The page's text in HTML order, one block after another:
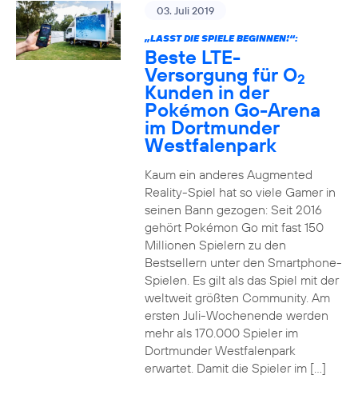
03. Juli 2019
„LASST DIE SPIELE BEGINNEN!“:
Beste LTE-
Versorgung für O2
Kunden in der
Pokémon Go-Arena
im Dortmunder
Westfalenpark
Kaum ein anderes Augmented
Reality-Spiel hat so viele Gamer in
seinen Bann gezogen: Seit 2016
gehört Pokémon Go mit fast 150
Millionen Spielern zu den
Bestsellern unter den Smartphone-
Spielen. Es gilt als das Spiel mit der
weltweit größten Community. Am
ersten Juli-Wochenende werden
mehr als 170.000 Spieler im
Dortmunder Westfalenpark
erwartet. Damit die Spieler im […]